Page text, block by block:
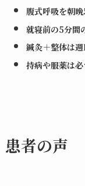
腹式呼吸を朝
就寝前の5分間
鍼灸＋整体は
持病や服薬は
患者の声